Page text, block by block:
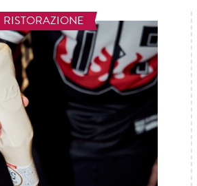
RISTORAZIONE